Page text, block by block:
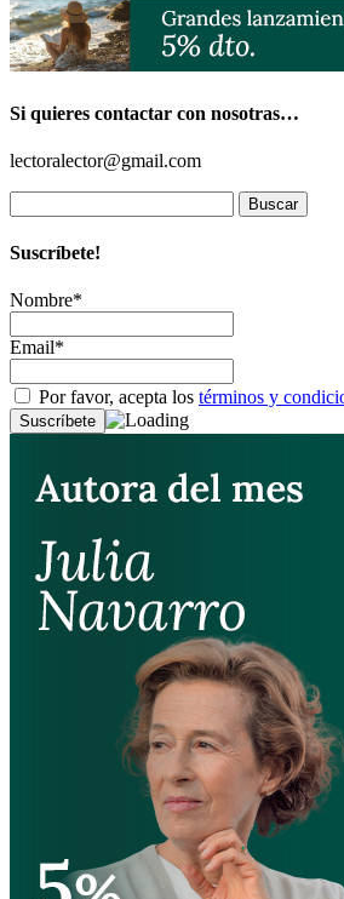
Si quieres contactar con nosotras…
lectoralector@gmail.com
Suscríbete!
Nombre*
Email*
Por favor, acepta los términos y